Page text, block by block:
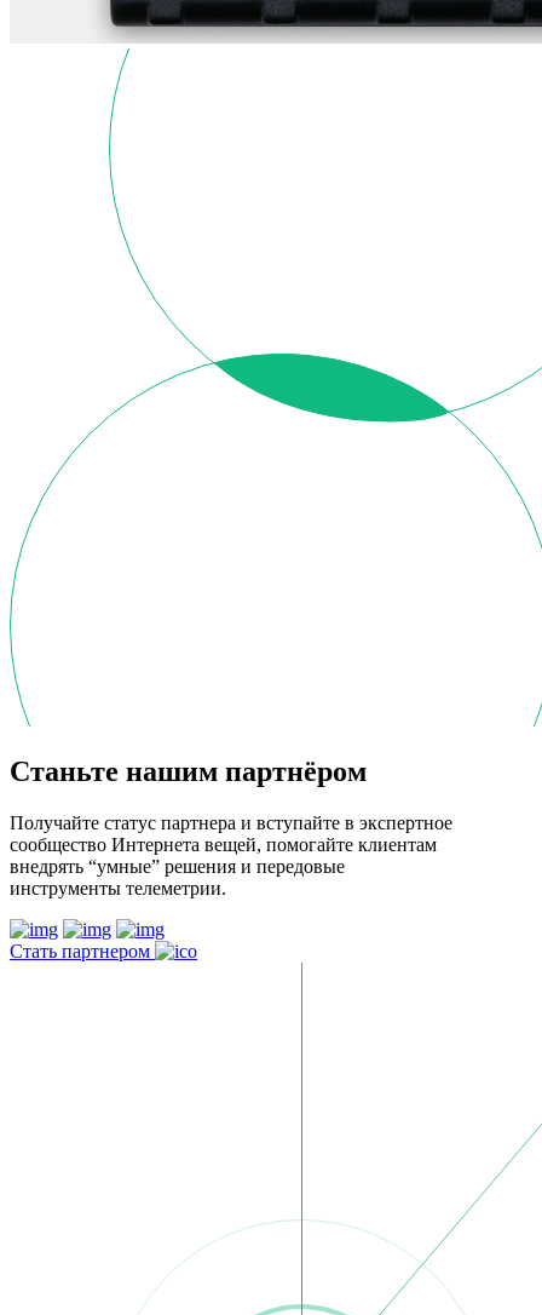
Станьте нашим партнёром
Получайте статус партнера и вступайте в экспертное
сообщество Интернета вещей, помогайте клиентам
внедрять “умные” решения и передовые
инструменты телеметрии.
Стать партнером